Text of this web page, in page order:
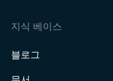
지식 베이스
블로그